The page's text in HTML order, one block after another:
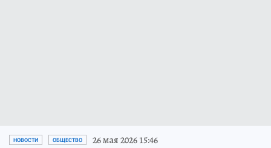
НОВОСТИ ОБЩЕСТВО 26 мая 2026 15:46